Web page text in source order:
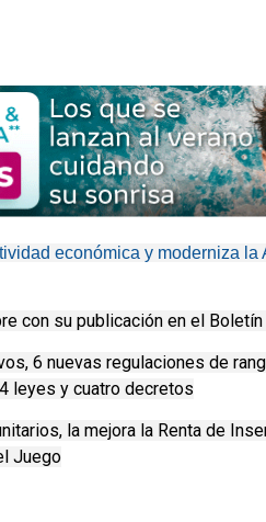
económica y moderniza la
con su publicación en el
6 nuevas regulaciones de
leyes y cuatro decretos
la mejora la Renta de
Juego